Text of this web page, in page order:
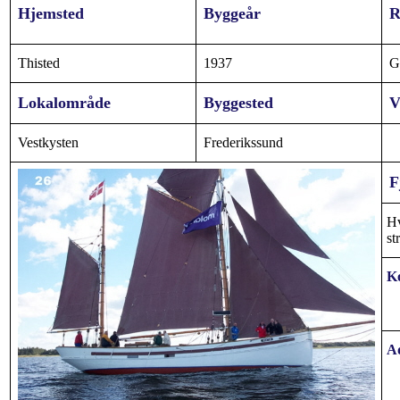
Hjemsted Byggeår
Thisted 1937
Lokalområde Byggested
Vestkysten Frederikssund